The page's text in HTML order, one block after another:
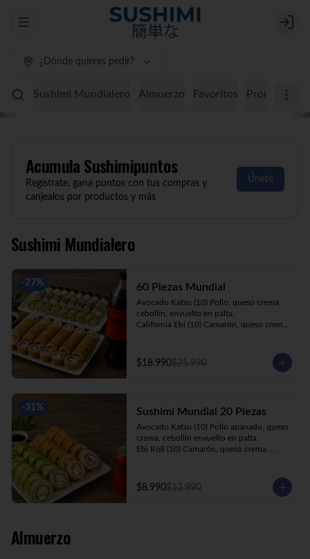
Abrir menu de navegación Login
¿Dónde quieres pedir?
Sushimi Mundialero Almuerzo Favoritos Promociones
AcumulaSushimipuntos
Regístrate, gana puntos con tus compras y
canjealos por productos y más
Únete
Sushimi Mundialero
-27% 60 Piezas Mundial
Avocado Katsu (10) Pollo, queso crema,
cebollín, envuelto en palta.
California Ebi (10) Camarón, queso crema,
crema, cebollín, envuelto en sésamo.
Katsu Roll (10) Pollo apanado, queso
Kani Maki (10) Kanikama, palta, envuelto
en nori.
+ Bebida 1.5lt.
$18.990$25.990
-31% Sushimi Mundial 20 Piezas
Avocado Katsu (10) Pollo apanado, queso
crema, cebollín envuelto en palta.
Ebi Roll (10) Camarón, queso crema,
$8.990$12.990
Almuerzo